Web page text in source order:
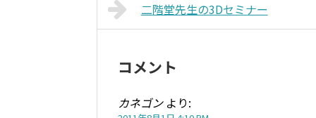
二階堂先生の3Dセミナー
コメント
カネゴン より: